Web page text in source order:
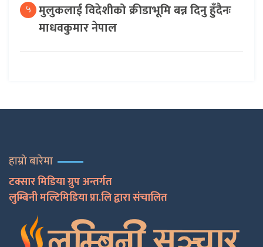
५ मुलुकलाई विदेशीको क्रीडाभूमि बन्न दिनु हुँदैनः
माधवकुमार नेपाल
हाम्रो बारेमा
टक्सार मिडिया ग्रुप अन्तर्गत
लुम्बिनी मल्टिमिडिया प्रा.लि द्वारा संचालित